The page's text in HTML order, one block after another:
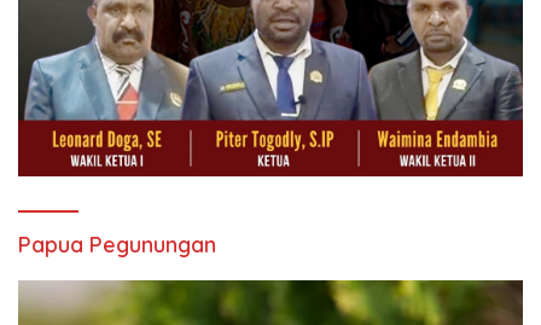
Papua Pegunungan